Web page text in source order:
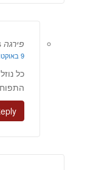
פירגה
9 באוקטובר 2012 at 16:03
כל